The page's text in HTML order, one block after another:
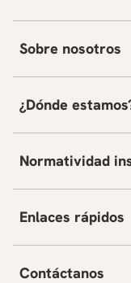
Sobre nosotros
¿Dónde
Normatividad
Enlaces rápidos
Contáctanos